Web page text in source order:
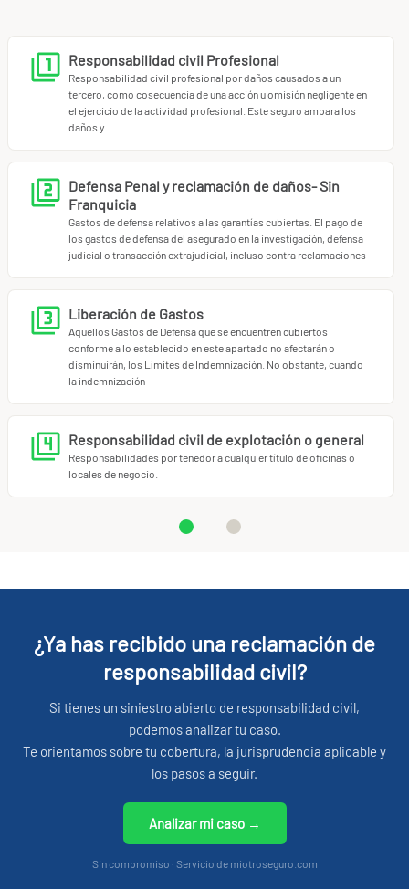
Responsabilidad civil Profesional
Responsabilidad civil profesional por daños causados a un
tercero, como cosecuencia de una acción u omisión negligente en
el ejercicio de la actividad profesional. Este seguro ampara los
daños y
Defensa Penal y reclamación de daños- Sin
Franquicia
Gastos de defensa relativos a las garantías cubiertas. El pago de
los gastos de defensa del asegurado en la investigación, defensa
judicial o transacción extrajudicial, incluso contra reclamaciones
Liberación de Gastos
Aquellos Gastos de Defensa que se encuentren cubiertos
conforme a lo establecido en este apartado no afectarán o
disminuirán, los Límites de Indemnización. No obstante, cuando
la indemnización
Responsabilidad civil de explotación o general
Responsabilidades por tenedor a cualquier título de oficinas o
locales de negocio.
¿Ya has recibido una reclamación de
responsabilidad civil?
Si tienes un siniestro abierto de responsabilidad civil,
podemos analizar tu caso.
Te orientamos sobre tu cobertura, la jurisprudencia aplicable y
los pasos a seguir.
Analizar mi caso →
Sin compromiso · Servicio de miotroseguro.com